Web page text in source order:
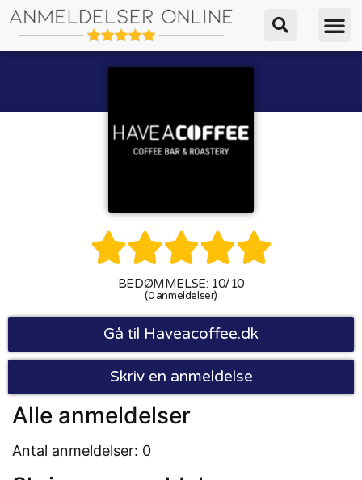

BEDØMMELSE: 10/10
(0 anmeldelser)
Gå til Haveacoffee.dk
Skriv en anmeldelse
Alle anmeldelser
Antal anmeldelser: 0